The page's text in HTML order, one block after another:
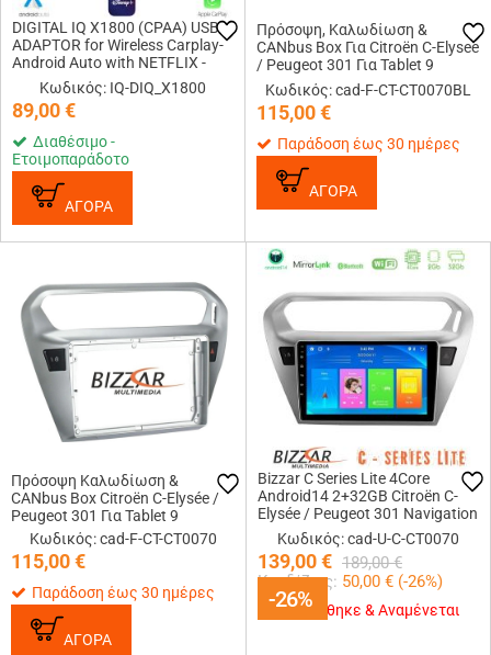
DIGITAL IQ X1800 (CPAA) USB
ADAPTOR for Wireless Carplay-
Android Auto with NETFLIX -
YOUTUBE - DISNEY+
Κωδικός: IQ-DIQ_X1800
89,00€
Διαθέσιμο -
Ετοιμοπαράδοτο
ΑΓΟΡΑ
Πρόσοψη, Καλωδίωση &
CANbus Box Για Citroën C-Elysee
/ Peugeot 301 Για Tablet 9
(Black)
Κωδικός: cad-F-CT-CT0070BL
115,00€
Παράδοση έως 30 ημέρες
ΑΓΟΡΑ
Πρόσοψη Καλωδίωση &
CANbus Box Citroën C-Elysée /
Peugeot 301 Για Tablet 9
Κωδικός: cad-F-CT-CT0070
115,00€
Παράδοση έως 30 ημέρες
ΑΓΟΡΑ
-26%
Bizzar C Series Lite 4Core
Android14 2+32GB Citroën C-
Elysée / Peugeot 301 Navigation
Multimedia Tablet 9
Κωδικός: cad-U-C-CT0070
139,00€ 189,00 €
Κερδίζεις: 50,00 € (-26%)
-26%
Εξαντλήθηκε & Αναμένεται